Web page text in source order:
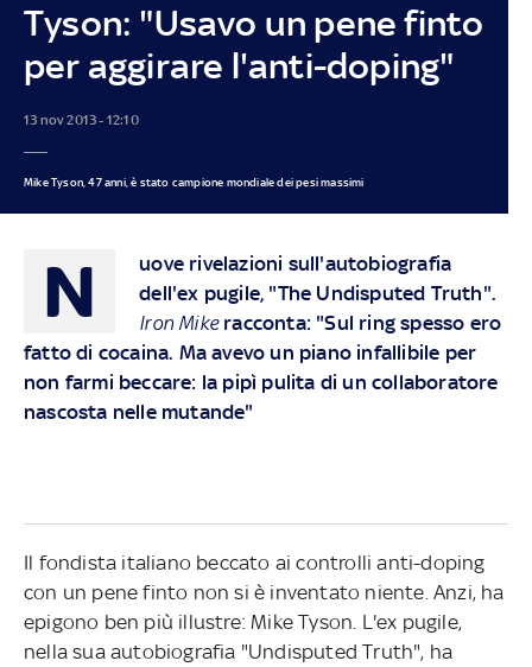
Tyson: "Usavo un pene finto
per aggirare l'anti-doping"
13 nov 2013 - 12:10
Mike Tyson, 47 anni, è stato campione mondiale dei pesi massimi
N
uove rivelazioni sull'autobiografia
dell'ex pugile, "The Undisputed Truth".
Iron Mike racconta: "Sul ring spesso ero
fatto di cocaina. Ma avevo un piano infallibile per
non farmi beccare: la pipì pulita di un collaboratore
nascosta nelle mutande"
Il fondista italiano beccato ai controlli anti-doping
con un pene finto non si è inventato niente. Anzi, ha
epigono ben più illustre: Mike Tyson. L'ex pugile,
nella sua autobiografia "Undisputed Truth", ha